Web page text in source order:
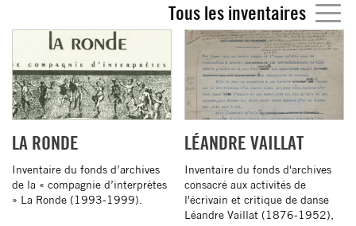
INVENTAIRES
D'ARCHIVES
MÉDIATHÈQUE
NUMÉRIQUE
LIENS
Tous les inventaires
LA RONDE
Inventaire du fonds d’archives
de la « compagnie d’interprètes
» La Ronde (1993-1999).
LÉANDRE VAILLAT
Inventaire du fonds d'archives
consacré aux activités de
l'écrivain et critique de danse
Léandre Vaillat (1876-1952),